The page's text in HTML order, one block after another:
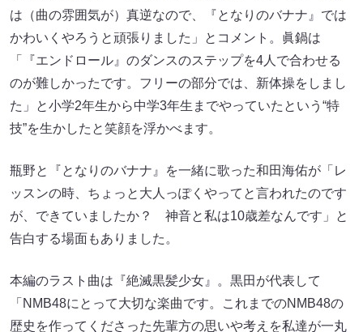
は（曲の雰囲気が）真逆なので、『となりのバナナ』では
かわいくやろうと頑張りました」とコメント。眞鍋は
「『エンドロール』のダンスのステップを4人で合わせる
のが難しかったです。フリーの部分では、新体操をしまし
た」と小学2年生から中学3年生までやっていたという“特
技”を生かしたと笑顔を浮かべます。
瓶野と『となりのバナナ』を一緒に歌った和田海佑が「レ
ッスンの時、ちょっと大人っぽくやってと言われたのです
が、できていましたか？ 神音と私は10歳差なんです」と
告白する場面もありました。
本編のラスト曲は『絶滅黒髪少女』。黒田が代表して
「NMB48にとって大切な楽曲です。これまでのNMB48の
歴史を作ってくださった先輩方の思いや考えを私達が一丸